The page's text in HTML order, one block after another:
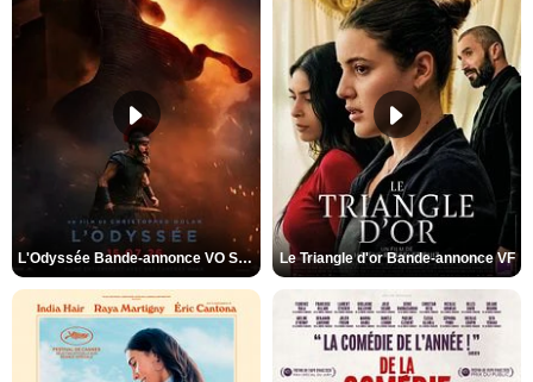
L'Odyssée Bande-annonce VO STFR Le Triangle d'or Bande-annonce VF